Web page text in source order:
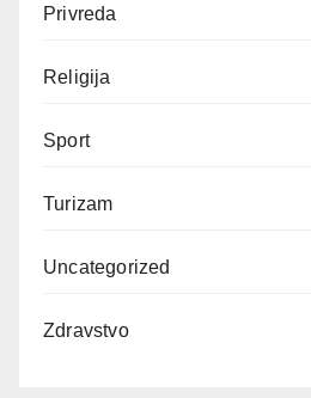
Privreda
Religija
Sport
Turizam
Uncategorized
Zdravstvo